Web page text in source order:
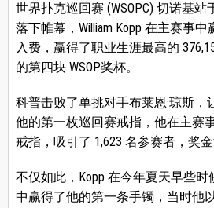
世界扑克巡回赛 (WSOPC) 切诺基
落下帷幕，William Kopp 在主赛事
入费，赢得了职业生涯最高的
的第四块 WSOP奖杯。
科普击败了单挑对手布莱恩·琼斯，
他的第一枚巡回赛戒指，他在主赛
戒指，吸引了 1,623 名参赛者，奖金
不仅如此，Kopp 在今年夏天早些时
中赢得了他的第一条手镯，当时他